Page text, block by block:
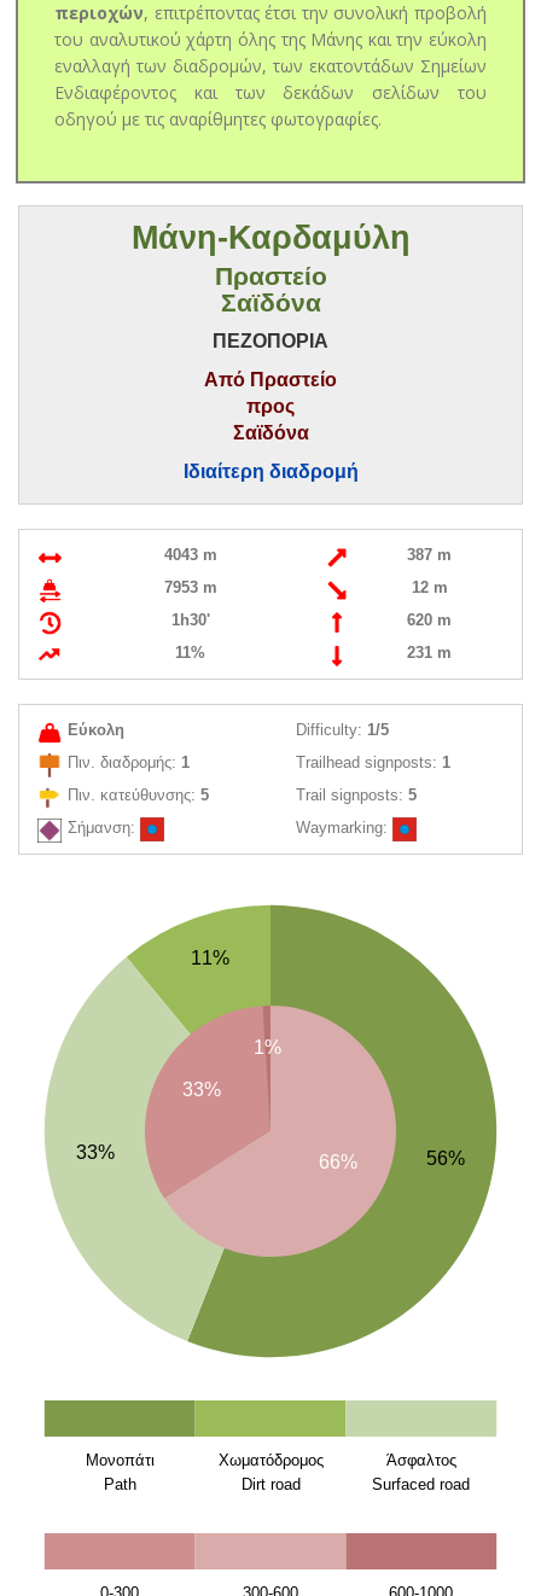
περιοχών, επιτρέποντας έτσι την συνολική προβολή
του αναλυτικού χάρτη όλης της Μάνης και την εύκολη
εναλλαγή των διαδρομών, των εκατοντάδων Σημείων
Ενδιαφέροντος και των δεκάδων σελίδων του
οδηγού με τις αναρίθμητες φωτογραφίες.
Μάνη-Καρδαμύλη
Πραστείο
Σαϊδόνα
ΠΕΖΟΠΟΡΙΑ
Από Πραστείο
προς
Σαϊδόνα
Ιδιαίτερη διαδρομή
4043 m
387 m
7953 m
12 m
1h30'
620 m
11%
231 m
Εύκολη Difficulty: 1/5
Πιν. διαδρομής: 1 Trailhead signposts: 1
Πιν. κατεύθυνσης: 5 Trail signposts: 5
Σήμανση:
Waymarking:
56%
11%
33%
Μονοπάτι Χωματόδρομος
Άσφαλτος
Path
Dirt road Surfaced road
33%
66%
1%